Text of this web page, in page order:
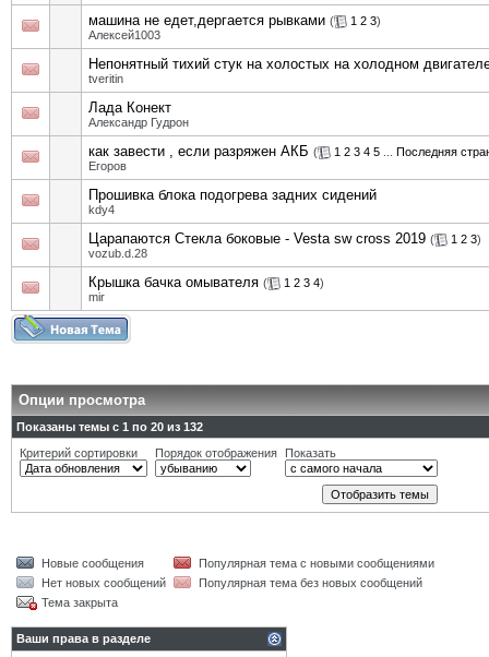
машина не едет,дергается рывками ( 1 2 3)
Алексей1003
Непонятный тихий стук на холостых на холодном
tveritin
Лада Конект
Александр Гудрон
как завести , если разряжен АКБ ( 1 2 3 4 5
Последняя
Егоров
Прошивка блока подогрева задних сидений
kdy4
Царапаются Стекла боковые - Vesta sw cross 2019 ( 1 2 3)
vozub.d.28
Крышка бачка омывателя ( 1 2 3 4)
mir
Опции просмотра
Показаны темы с 1 по 20 из 132
Критерий сортировки
Порядок отображения Показать
Новые сообщения
Популярная тема с новыми сообщениями
Нет новых сообщений
Популярная тема без новых сообщений
Тема закрыта
Ваши права в разделе